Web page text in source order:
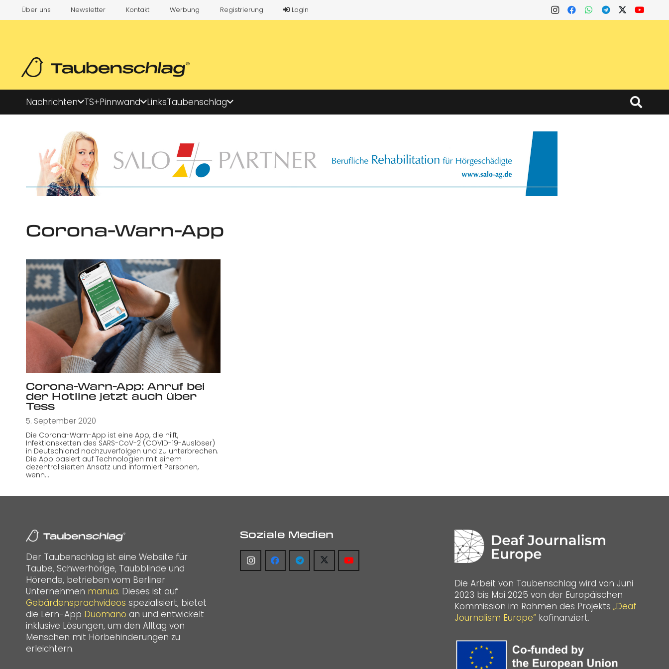
Über uns Newsletter Kontakt Werbung Registrierung LogIn
Nachrichten TS+Pinnwand LinksTaubenschlag
Corona-Warn-App
Corona-Warn-App: Anruf bei
der Hotline jetzt auch über
Tess
5. September 2020
Die Corona-Warn-App ist eine App, die hilft,
Infektionsketten des SARS-CoV-2 (COVID-19-Auslöser)
in Deutschland nachzuverfolgen und zu unterbrechen.
Die App basiert auf Technologien mit einem
dezentralisierten Ansatz und informiert Personen,
wenn…
Der Taubenschlag ist eine Website für
Taube, Schwerhörige, Taubblinde und
Hörende, betrieben vom Berliner
Unternehmen manua. Dieses ist auf
Gebärdensprachvideos spezialisiert, bietet
die Lern-App Duomano an und entwickelt
inklusive Lösungen, um den Alltag von
Menschen mit Hörbehinderungen zu
erleichtern.
Soziale Medien
Die Arbeit von Taubenschlag wird von Juni
2023 bis Mai 2025 von der Europäischen
Kommission im Rahmen des Projekts „Deaf
Journalism Europe“ kofinanziert.